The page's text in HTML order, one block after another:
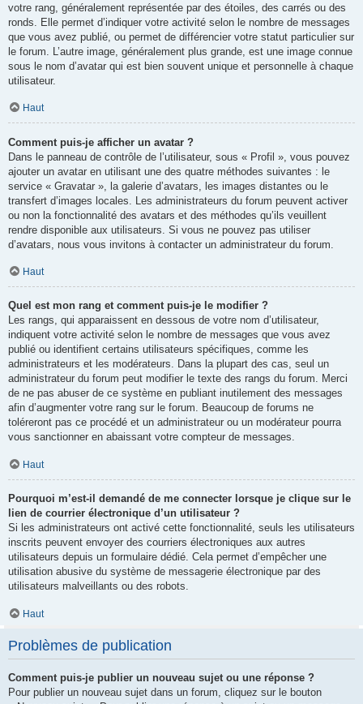
votre rang, généralement représentée par des étoiles, des carrés ou des
ronds. Elle permet d’indiquer votre activité selon le nombre de messages
que vous avez publié, ou permet de différencier votre statut particulier sur
le forum. L’autre image, généralement plus grande, est une image connue
sous le nom d’avatar qui est bien souvent unique et personnelle à chaque
utilisateur.
Haut
Comment puis-je afficher un avatar ?
Dans le panneau de contrôle de l’utilisateur, sous « Profil », vous pouvez
ajouter un avatar en utilisant une des quatre méthodes suivantes : le
service « Gravatar », la galerie d’avatars, les images distantes ou le
transfert d’images locales. Les administrateurs du forum peuvent activer
ou non la fonctionnalité des avatars et des méthodes qu’ils veuillent
rendre disponible aux utilisateurs. Si vous ne pouvez pas utiliser
d’avatars, nous vous invitons à contacter un administrateur du forum.
Haut
Quel est mon rang et comment puis-je le modifier ?
Les rangs, qui apparaissent en dessous de votre nom d’utilisateur,
indiquent votre activité selon le nombre de messages que vous avez
publié ou identifient certains utilisateurs spécifiques, comme les
administrateurs et les modérateurs. Dans la plupart des cas, seul un
administrateur du forum peut modifier le texte des rangs du forum. Merci
de ne pas abuser de ce système en publiant inutilement des messages
afin d’augmenter votre rang sur le forum. Beaucoup de forums ne
toléreront pas ce procédé et un administrateur ou un modérateur pourra
vous sanctionner en abaissant votre compteur de messages.
Haut
Pourquoi m’est-il demandé de me connecter lorsque je clique sur le
lien de courrier électronique d’un utilisateur ?
Si les administrateurs ont activé cette fonctionnalité, seuls les utilisateurs
inscrits peuvent envoyer des courriers électroniques aux autres
utilisateurs depuis un formulaire dédié. Cela permet d’empêcher une
utilisation abusive du système de messagerie électronique par des
utilisateurs malveillants ou des robots.
Haut
Problèmes de publication
Comment puis-je publier un nouveau sujet ou une réponse ?
Pour publier un nouveau sujet dans un forum, cliquez sur le bouton